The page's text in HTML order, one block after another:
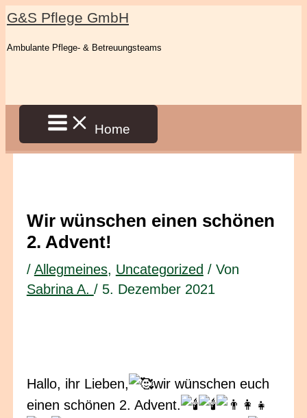
Zum
G&S Pflege GmbH
Ambulante Pflege- & Betreuungsteams
Home
Wir wünschen einen schönen
2. Advent!
/ Allegmeines, Uncategorized / Von
Sabrina A. / 5. Dezember 2021
Hallo, ihr Lieben,
wir wünschen euch
einen schönen 2. Advent.